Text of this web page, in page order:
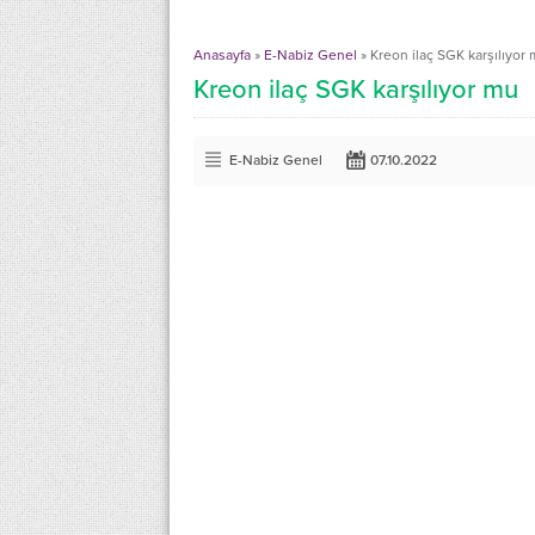
Anasayfa » E-Nabiz Genel » Kreon ilaç SGK karşılıyor
Kreon ilaç SGK karşılıyor mu
E-Nabiz Genel 07.10.2022